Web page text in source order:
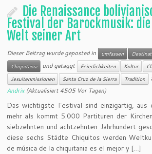
Die Renaissance
Festival der Barockmusik:
Welt seiner Art
Dieser Beitrag wurde geposted in umfassen
Chiquitania
und getaggt Feierlichkeiten Kultur
Jesuitenmissionen
Santa Cruz de la Sierra Tradition
Andrix(Aktualisiert 4505 Vor Tagen)
Das wichtigste Festival sind einzigartig, aus
mehr als kommt 5.000 Partituren der
siebzehnten und achtzehnten Jahrhundert
diese sechs Städte Chiquitos werden
de música de la chiquitania es el mejor y […]